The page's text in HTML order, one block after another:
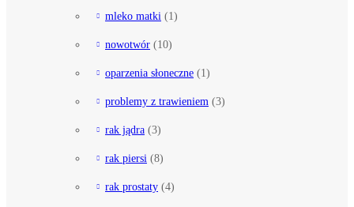
mleko matki (1)
nowotwór (10)
oparzenia słoneczne (1)
problemy z trawieniem (3)
rak jądra (3)
rak piersi (8)
rak prostaty (4)